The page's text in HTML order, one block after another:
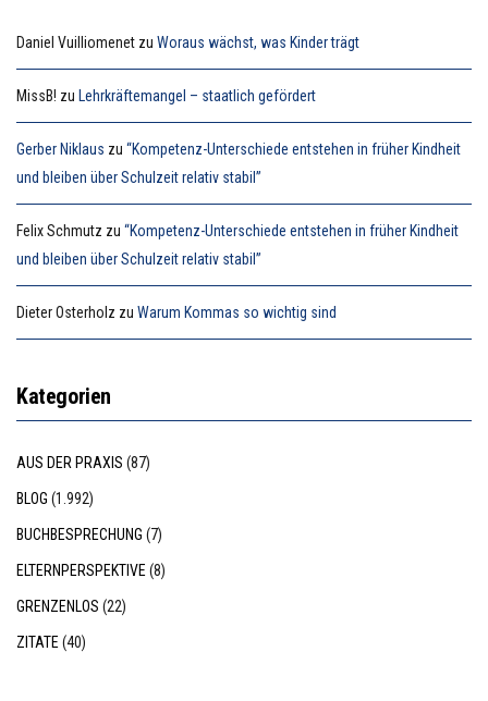
Daniel Vuilliomenet zu Woraus wächst, was Kinder trägt
MissB! zu Lehrkräftemangel – staatlich gefördert
Gerber Niklaus zu “Kompetenz-Unterschiede entstehen in früher Kindheit
und bleiben über Schulzeit relativ stabil”
Felix Schmutz zu “Kompetenz-Unterschiede entstehen in früher Kindheit
und bleiben über Schulzeit relativ stabil”
Dieter Osterholz zu Warum Kommas so wichtig sind
Kategorien
AUS DER PRAXIS (87)
BLOG (1.992)
BUCHBESPRECHUNG (7)
ELTERNPERSPEKTIVE (8)
GRENZENLOS (22)
ZITATE (40)